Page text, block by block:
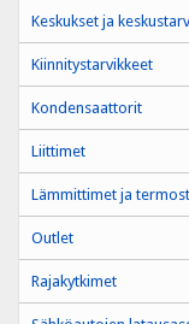
Keskukset ja
Kiinnitystarvikkeet
Kondensaattorit
Liittimet
Lämmittimet ja
Outlet
Rajakytkimet